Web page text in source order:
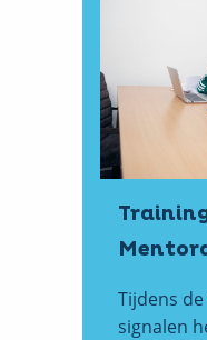
Tijdens
signalen